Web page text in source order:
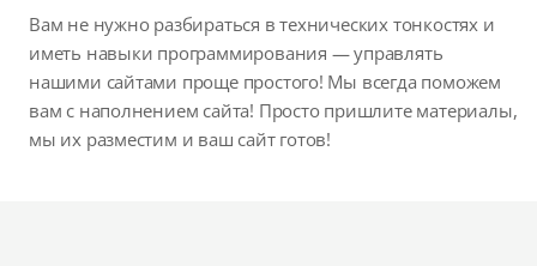
Вам не нужно разбираться в технических тонкостях и
иметь навыки программирования — управлять
нашими сайтами проще простого! Мы всегда поможем
вам с наполнением сайта! Просто пришлите материалы,
мы их разместим и ваш сайт готов!